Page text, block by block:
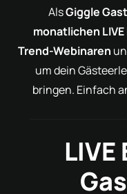
AlsGiggle
monatlichen
Trend-Webinaren
um dein
bringen. Einfach